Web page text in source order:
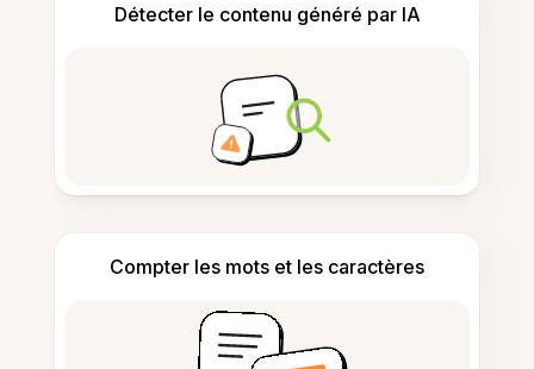
Détecter le contenu généré par IA
Compter les mots et les caractères